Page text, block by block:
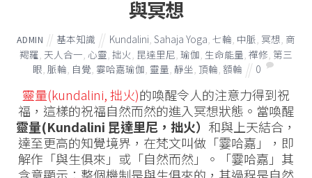
與冥想
ADMIN 基本知識 Kundalini Sahaja Yoga 七輪 中脈 冥想 商
羯羅, 天人合一, 心靈, 拙火, 昆達里尼, 瑜伽, 生命能量, 禪修, 第三
眼, 脈輪, 自覺, 霎哈嘉瑜伽, 靈量, 靜坐, 頂輪, 額輪 0
靈量(kundalini, 拙火)的喚醒令人的注意力得到祝
福，這樣的祝福自然而然的進入冥想狀態。當喚醒
靈量(Kundalini 昆達里尼，拙火） 和與上天結合，
達至更高的知覺境界，在梵文叫做「霎哈嘉」，即
解作「與生俱來」或「自然而然」。「霎哈嘉」其